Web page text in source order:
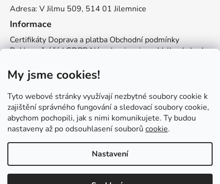
My jsme cookies!
Tyto webové stránky využívají nezbytné soubory cookie k
zajištění správného fungování a sledovací soubory cookie,
abychom pochopili, jak s nimi komunikujete. Ty budou
nastaveny až po odsouhlasení souborů cookie.
Nastavení
Adresa: V Jilmu 509, 514 01 Jilemnice
Informace
Certifikáty Doprava a platba Obchodní podmínky
Reklamační řádGDPRNávody a inspiraceVelkoobchod
Kontakt
info@zemetvoreni.cz Míša:605 077 705
Adél:775 683 521
Zemětvoření
Vytvořil Shoptet